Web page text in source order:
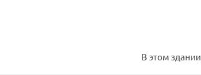
В этом здании